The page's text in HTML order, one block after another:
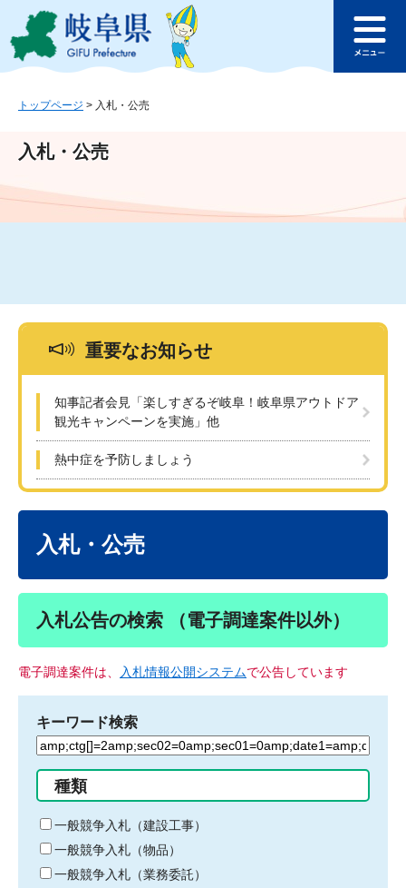
ジ
ュ
文
このページの本文へ
ュ
トップページ > 入札・公売
入札・公売
重要なお知らせ
知事記者会見「楽しすぎるぞ岐阜！岐阜県アウトドア
観光キャンペーンを実施」他
熱中症を予防しましょう
入札・公売
入札公告の検索 （電子調達案件以外）
電子調達案件は、 入札情報公開システムで公告しています
キーワード検索
検
る
キ
ー
ワ
ー
種類
一般競争入札（建設工事）
一般競争入札（物品）
一般競争入札（業務委託）